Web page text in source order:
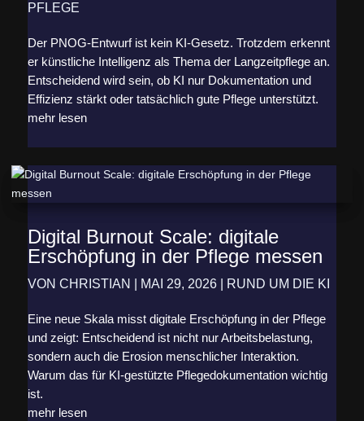
PFLEGE
Der PNOG-Entwurf ist kein KI-Gesetz. Trotzdem erkennt
er künstliche Intelligenz als Thema der Langzeitpflege an.
Entscheidend wird sein, ob KI nur Dokumentation und
Effizienz stärkt oder tatsächlich gute Pflege unterstützt.
mehr lesen
Digital Burnout Scale: digitale
Erschöpfung in der Pflege messen
VON CHRISTIAN MAI 29, 2026| RUND UM DIE KI
Eine neue Skala misst digitale Erschöpfung in der Pflege
und zeigt: Entscheidend ist nicht nur Arbeitsbelastung,
sondern auch die Erosion menschlicher Interaktion.
Warum das für KI-gestützte Pflegedokumentation wichtig
ist.
mehr lesen